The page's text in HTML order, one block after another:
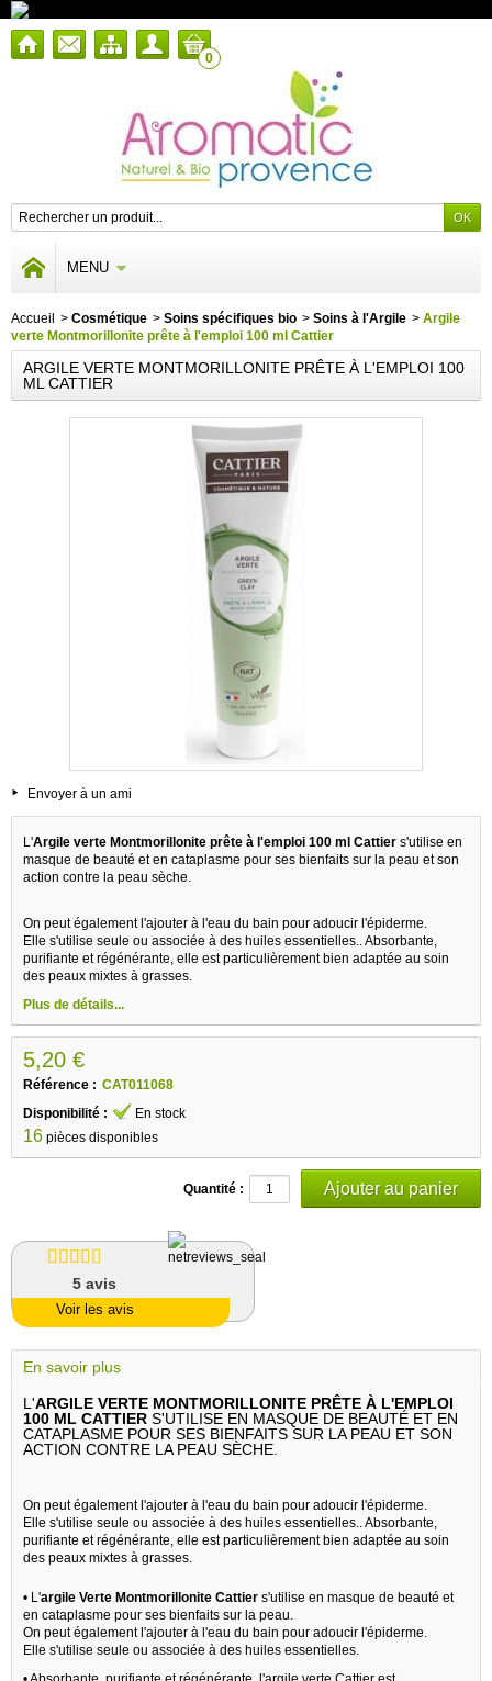
0
MENU
Accueil > Cosmétique > Soins spécifiques bio > Soins à l'Argile > Argile
verte Montmorillonite prête à l'emploi 100 ml Cattier
ARGILE VERTE MONTMORILLONITE PRÊTE À L'EMPLOI 100
ML CATTIER
Envoyer à un ami
L'Argile verte Montmorillonite prête à l'emploi 100 ml Cattier s'utilise en
masque de beauté et en cataplasme pour ses bienfaits sur la peau et son
action contre la peau sèche.
On peut également l'ajouter à l'eau du bain pour adoucir l'épiderme.
Elle s'utilise seule ou associée à des huiles essentielles.. Absorbante,
purifiante et régénérante, elle est particulièrement bien adaptée au soin
des peaux mixtes à grasses.
Plus de détails...
5,20 €
Référence : CAT011068
Disponibilité :
En stock
16 pièces disponibles
Quantité :
5 avis
Voir les avis
En savoir plus
L'ARGILE VERTE MONTMORILLONITE PRÊTE À L'EMPLOI
100 ML CATTIER S'UTILISE EN MASQUE DE BEAUTÉ ET EN
CATAPLASME POUR SES BIENFAITS SUR LA PEAU ET SON
ACTION CONTRE LA PEAU SÈCHE.
On peut également l'ajouter à l'eau du bain pour adoucir l'épiderme.
Elle s'utilise seule ou associée à des huiles essentielles.. Absorbante,
purifiante et régénérante, elle est particulièrement bien adaptée au soin
des peaux mixtes à grasses.
• L'argile Verte Montmorillonite Cattier s'utilise en masque de beauté et
en cataplasme pour ses bienfaits sur la peau.
On peut également l'ajouter à l'eau du bain pour adoucir l'épiderme.
Elle s'utilise seule ou associée à des huiles essentielles.